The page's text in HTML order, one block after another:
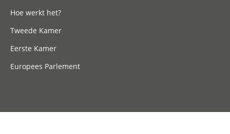
Hoe werkt het?
Tweede Kamer
Eerste Kamer
Europees Parlement